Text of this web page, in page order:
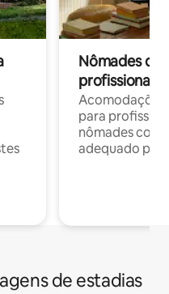
Nômades
profissionais
para
nômades com
adequado
de estadias